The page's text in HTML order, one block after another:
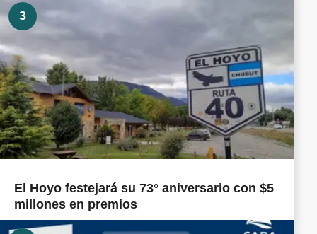
3
El Hoyo festejará su 73° aniversario con $5
millones en premios